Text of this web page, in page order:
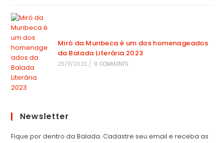
Miró da Muribeca é um dos homenageados
da Balada Literária 2023
25/11/2023 / 0 COMMENTS
Newsletter
Fique por dentro da Balada. Cadastre seu email e receba as